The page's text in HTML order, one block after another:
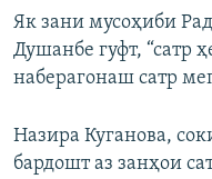
Як зани мусоҳиби
Душанбе гуфт, “сатр
наберагонаш сатр
Назира Куганова,
бардошт аз занҳои